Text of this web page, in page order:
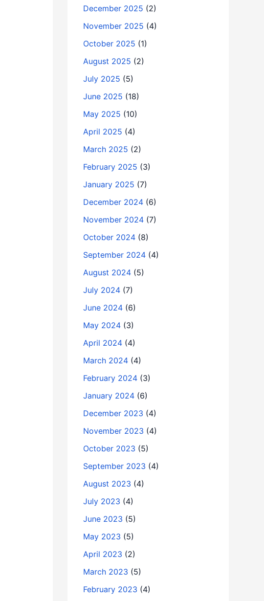
December 2025 (2)
November 2025 (4)
October 2025 (1)
August 2025 (2)
July 2025 (5)
June 2025 (18)
May 2025 (10)
April 2025 (4)
March 2025 (2)
February 2025 (3)
January 2025 (7)
December 2024 (6)
November 2024 (7)
October 2024 (8)
September 2024 (4)
August 2024 (5)
July 2024 (7)
June 2024 (6)
May 2024 (3)
April 2024 (4)
March 2024 (4)
February 2024 (3)
January 2024 (6)
December 2023 (4)
November 2023 (4)
October 2023 (5)
September 2023 (4)
August 2023 (4)
July 2023 (4)
June 2023 (5)
May 2023 (5)
April 2023 (2)
March 2023 (5)
February 2023 (4)